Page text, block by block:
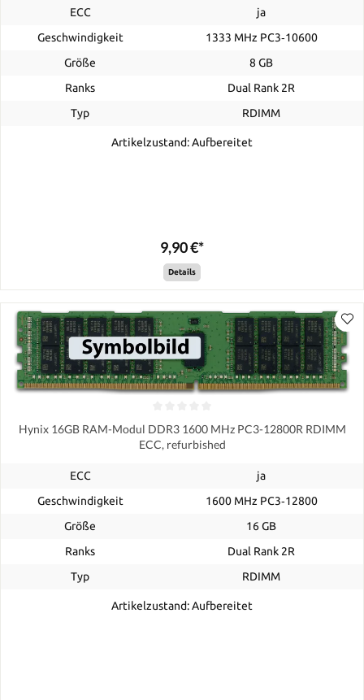
ECC
ja
Geschwindigkeit
1333 MHz PC3‑10600
Größe
8 GB
Ranks
Dual Rank 2R
Typ
RDIMM
Artikelzustand: Aufbereitet
9,90 €*
Details
Hynix 16GB RAM-Modul DDR3 1600 MHz PC3-12800R RDIMM
ECC, refurbished
ECC
ja
Geschwindigkeit
1600 MHz PC3‑12800
Größe
16 GB
Ranks
Dual Rank 2R
Typ
RDIMM
Artikelzustand: Aufbereitet